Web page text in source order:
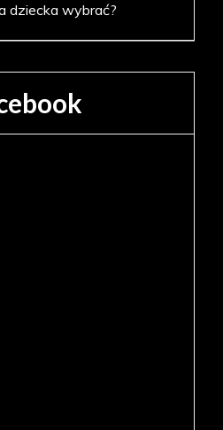
dziecka wybrać?